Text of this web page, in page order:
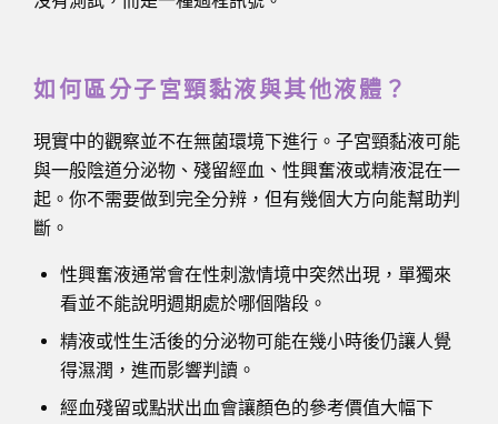
如何區分子宮頸黏液與其他液體？
現實中的觀察並不在無菌環境下進行。子宮頸黏液可能
與一般陰道分泌物、殘留經血、性興奮液或精液混在一
起。你不需要做到完全分辨，但有幾個大方向能幫助判
斷。
性興奮液通常會在性刺激情境中突然出現，單獨來
看並不能說明週期處於哪個階段。
精液或性生活後的分泌物可能在幾小時後仍讓人覺
得濕潤，進而影響判讀。
經血殘留或點狀出血會讓顏色的參考價值大幅下